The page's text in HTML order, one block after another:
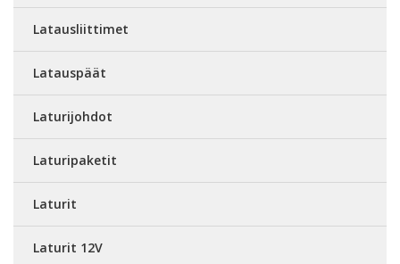
Latausliittimet
Latauspäät
Laturijohdot
Laturipaketit
Laturit
Laturit 12V